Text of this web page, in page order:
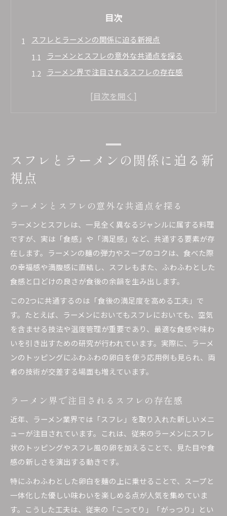
目次
スフレとラーメンの関係に迫る新視点
ラーメンとスフレの意外な共通点を探る
ラーメン界で注目されるスフレの存在感
ラーメン愛好家が語るスフレの魅力的要素
ラーメンの味ごとに異なる太りやすさを解説
味噌・豚骨・醤油・塩ラーメン比較ガイド
ラーメン選びでカロリーを意識するポイント
ラーメンオタク用語で界隈をもっと楽しむ
ラーメンオタク用語の基礎をわかりやすく紹介
ラーメン界隈で使われる特徴的な言葉集
口コミやSNSで役立つラーメン用語解説
ラーメン通がよく使うスラングの意味とは
ラーメンオタク用語で会話を盛り上げるコツ
ラーメンを食べた後だるくなる理由とは
ラーメン後の体のだるさの主な原因を解説
ラーメンと体調変化の関係に注目する理由
ラーメンの種類別に異なるだるさの傾向
汁を残すべきか迷った時の健康的判断法
ラーメンの汁を残すメリットとデメリット
健康面から見るラーメンの汁との付き合い方
ラーメンの汁を残すべき基準を実例で解説
ラーメンの汁と塩分摂取量の関係に注目
ラーメンを楽しむための汁の適切な残し方
スフレとラーメンの関係に迫る新
視点
ラーメンとスフレの意外な共通点を探る
ラーメンとスフレは、一見全く異なるジャンルに属する料理
ですが、実は「食感」や「満足感」など、共通する要素が存
在します。ラーメンの麺の弾力やスープのコクは、食べた際
の幸福感や満腹感に直結し、スフレもまた、ふわふわとした
食感と口どけの良さが食後の余韻を生み出します。
この2つに共通するのは「食後の満足度を高める工夫」で
す。たとえば、ラーメンにおいてもスフレにおいても、空気
を含ませる技法や温度管理が重要であり、最適な食感や味わ
いを引き出すための研究が行われています。実際に、ラーメ
ンのトッピングにふわふわの卵白を使う応用例も見られ、両
者の技術が交差する場面も増えています。
ラーメン界で注目されるスフレの存在感
近年、ラーメン業界では「スフレ」を取り入れた新しいメニ
ューが注目されています。これは、従来のラーメンにスフレ
状のトッピングやスフレ風の卵を加えることで、見た目や食
感の新しさを演出する動きです。
特にふわふわとした卵白を麺の上に乗せることで、スープと
一体化した優しい味わいを楽しめる点が人気を集めていま
す。こうした工夫は、従来の「こってり」「がっつり」とい